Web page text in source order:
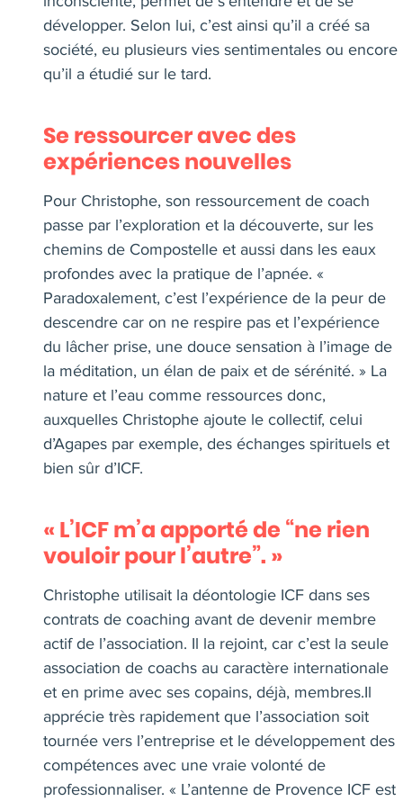
développer. Selon lui, c’est ainsi qu’il a créé sa
société, eu plusieurs vies sentimentales ou encore
qu’il a étudié sur le tard.
Se ressourcer avec des
expériences nouvelles
Pour Christophe, son ressourcement de coach
passe par l’exploration et la découverte, sur les
chemins de Compostelle et aussi dans les eaux
profondes avec la pratique de l’apnée. «
Paradoxalement, c’est l’expérience de la peur de
descendre car on ne respire pas et l’expérience
du lâcher prise, une douce sensation à l’image de
la méditation, un élan de paix et de sérénité. » La
nature et l’eau comme ressources donc,
auxquelles Christophe ajoute le collectif, celui
d’Agapes par exemple, des échanges spirituels et
bien sûr d’ICF.
« L’ICF m’a apporté de “ne rien
vouloir pour l’autre”. »
Christophe utilisait la déontologie ICF dans ses
contrats de coaching avant de devenir membre
actif de l’association. Il la rejoint, car c’est la seule
association de coachs au caractère internationale
et en prime avec ses copains, déjà, membres.Il
apprécie très rapidement que l’association soit
tournée vers l’entreprise et le développement des
compétences avec une vraie volonté de
professionnaliser. « L’antenne de Provence ICF est